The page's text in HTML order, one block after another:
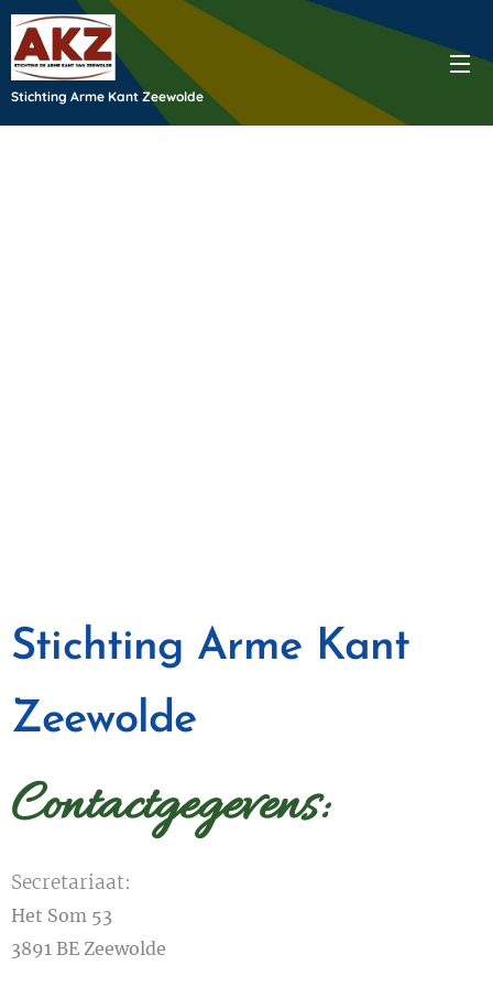
Stichting Arme Kant Zeewolde
Stichting Arme Kant
Zeewolde
Contactgegevens:
Secretariaat:
Het Som 53
3891 BE Zeewolde